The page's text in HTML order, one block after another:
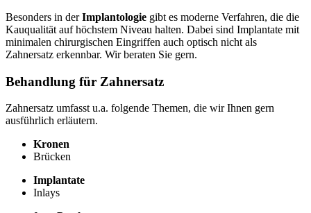
Besonders in derImplantologie gibt es moderne Verfahren, die die
Kauqualität auf höchstem Niveau halten. Dabei sind Implantate mit
minimalen chirurgischen Eingriffen auch optisch nicht als
Zahnersatz erkennbar. Wir beraten Sie gern.
Behandlung für Zahnersatz
Zahnersatz umfasst u.a. folgende Themen, die wir Ihnen gern
ausführlich erläutern.
Kronen
Brücken
Implantate
Inlays